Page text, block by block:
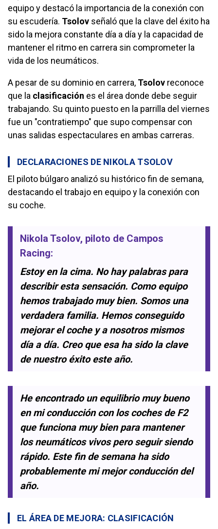
equipo y destacó la importancia de la conexión con
su escudería. Tsolov señaló que la clave del éxito ha
sido la mejora constante día a día y la capacidad de
mantener el ritmo en carrera sin comprometer la
vida de los neumáticos.
A pesar de su dominio en carrera, Tsolov reconoce
que la clasificación es el área donde debe seguir
trabajando. Su quinto puesto en la parrilla del viernes
fue un "contratiempo" que supo compensar con
unas salidas espectaculares en ambas carreras.
DECLARACIONES DE NIKOLA TSOLOV
El piloto búlgaro analizó su histórico fin de semana,
destacando el trabajo en equipo y la conexión con
su coche.
Nikola Tsolov, piloto de Campos
Racing:
Estoy en la cima. No hay palabras para
describir esta sensación. Como equipo
hemos trabajado muy bien. Somos una
verdadera familia. Hemos conseguido
mejorar el coche y a nosotros mismos
día a día. Creo que esa ha sido la clave
de nuestro éxito este año.
He encontrado un equilibrio muy bueno
en mi conducción con los coches de F2
que funciona muy bien para mantener
los neumáticos vivos pero seguir siendo
rápido. Este fin de semana ha sido
probablemente mi mejor conducción del
año.
EL ÁREA DE MEJORA: CLASIFICACIÓN